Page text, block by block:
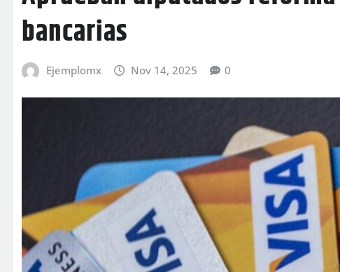
bancarias
Ejemplomx Nov 14, 2025 0